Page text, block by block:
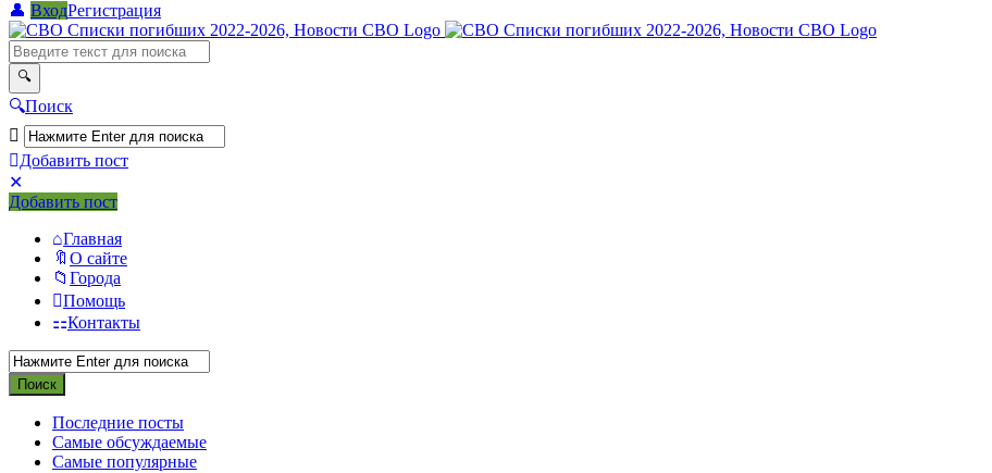
ВходРегистрация
СВО
Списки
погибших
2022-
2026,
Новости
СВО
Поиск
Добавить пост
Мобильное
меню
Добавить пост
Главная
О сайте
Города
Помощь
Контакты
Последние посты
Самые обсуждаемые
Самые популярные